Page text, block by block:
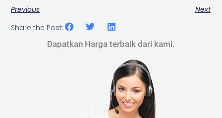
Previous
Next
Share the Post:
Dapatkan Harga terbaik dari kami.